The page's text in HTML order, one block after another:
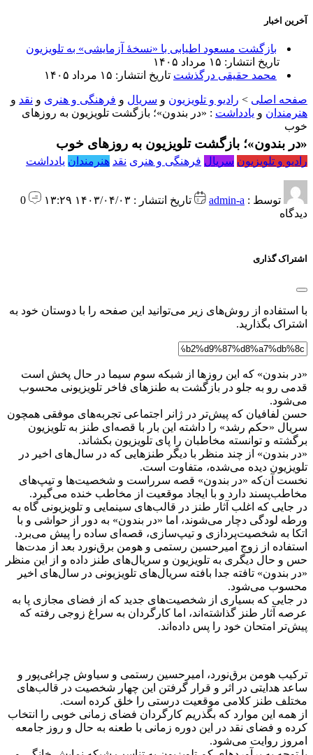
آخرین اخبار
بازگشت مسعود اطیابی با «نسخهٔ آزمایشی» به تلویزیون
تاریخ انتشار: ۱۵ مرداد ۱۴۰۵
محمد حقیقی درگذشت تاریخ انتشار: ۱۵ مرداد ۱۴۰۵
صفحه اصلی > رادیو و تلویزیون و سریال و فرهنگی و هنری و نقد و
هنرمندان و یادداشت : «در بندون»؛ بازگشت تلویزیون به روزهای
خوب
«در بندون»؛ بازگشت تلویزیون به روزهای خوب
رادیو و تلویزیون سریال فرهنگی و هنری نقد هنرمندان یادداشت
توسط : admin-a تاریخ انتشار : ۱۴۰۳/۰۴/۰۳ ۱۳:۲۹
0
دیدگاه
اشتراک گذاری
با استفاده از روش‌های زیر می‌توانید این صفحه را با دوستان خود به
اشتراک بگذارید.
«در بندون» که این روزها از شبکه سوم سیما در حال پخش است
قدمی رو به جلو در بازگشت به طنزهای فاخر تلویزیونی محسوب
می‌شود.
حسن لفافیان که پیش‌تر در ژانر اجتماعی تجربه‌های موفقی همچون
سریال «حکم رشد» را داشته این بار با قصه‌ای طنز به تلویزیون
برگشته و توانسته مخاطبان را پای تلویزیون بکشاند.
«در بندون» از چند منظر با دیگر طنزهایی که در سال‌های اخیر در
تلویزیون دیده می‌شده، متفاوت است.
نخست آن‌که «در بندون» قصه سرراست و شخصیت‌ها و تیپ‌های
مخاطب‌پسند دارد و با ایجاد موقعیت از مخاطب خنده می‌گیرد.
در جایی که اغلب آثار طنز در قالب‌های سینمایی و تلویزیونی گاه به
ورطه لودگی دچار می‌شوند، اما «در بندون» به دور از حواشی و با
اتکا به شخصیت‌پردازی و تیپ‌سازی، قصه‌ای ساده را پیش می‌برد.
استفاده از زوج امیرحسین رستمی و هومن برق‌نورد بعد از مدت‌ها
حس و حال دیگری به تلویزیون و سریال‌های طنز داده و از این منظر
«در بندون» تافته جدا بافته سریال‌های تلویزیونی در سال‌های اخیر
محسوب می‌شود.
در جایی که بسیاری از شخصیت‌های جدید که از فضای مجازی پا به
عرصه آثار طنز گذاشته‌اند، اما کارگردان به سراغ زوجی رفته که
پیش‌تر امتحان خود را پس داده‌اند.
ترکیب هومن برق‌نورد، امیرحسین رستمی و سیاوش چراغی‌پور و
ساعد هدایتی در اثر و قرار گرفتن این چهار شخصیت در قالب‌های
مختلف طنز کلامی موقعیت درستی را خلق کرده است.
از همه این موارد که بگذریم کارگردان فضای زمانی خوبی را انتخاب
کرده و فضای نقد در این دوره زمانی با طعنه به حال و روز جامعه
امروز روایت می‌شود.